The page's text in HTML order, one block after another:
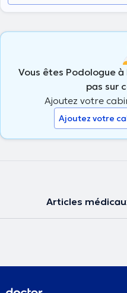
Vous êtes Podologue
pas sur
Ajoutez votre
Ajoutez votre
Articles